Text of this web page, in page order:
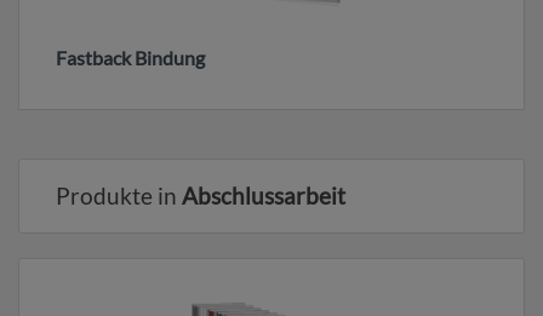
Fastback Bindung
Produkte in Abschlussarbeit